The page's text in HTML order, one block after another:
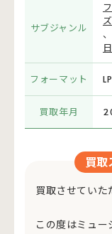
サブジャンル
ズ
、
フォーマット LP
買取年月
買取
買取させていた
この度はミュ